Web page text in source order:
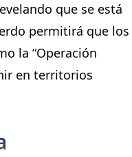
que se está
permitirá que los
la “Operación
en territorios